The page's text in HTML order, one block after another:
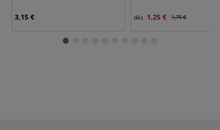
3,15 € dès 1,25 € 1,75 €